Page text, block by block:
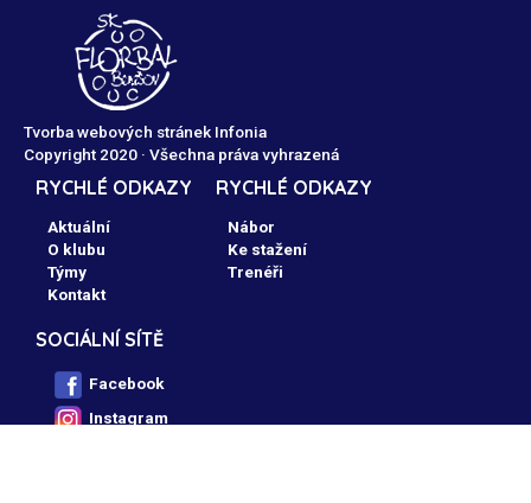
Tvorba webových stránek Infonia
Copyright 2020 · Všechna práva vyhrazená
RYCHLÉ ODKAZY
Aktuální
O klubu
Týmy
Kontakt
RYCHLÉ ODKAZY
Nábor
Ke stažení
Trenéři
SOCIÁLNÍ SÍTĚ
Facebook
Instagram